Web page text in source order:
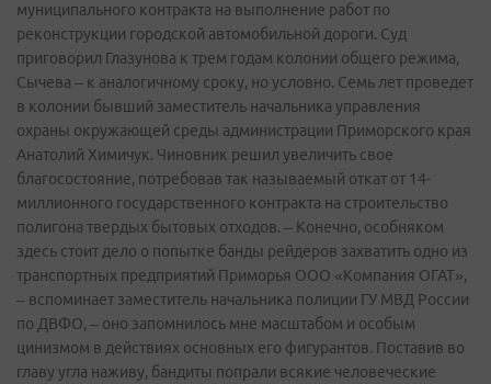
муниципального контракта на выполнение работ по
реконструкции городской автомобильной дороги. Суд
приговорил Глазунова к трем годам колонии общего режима,
Сычева – к аналогичному сроку, но условно. Семь лет проведет
в колонии бывший заместитель начальника управления
охраны окружающей среды администрации Приморского края
Анатолий Химичук. Чиновник решил увеличить свое
благосостояние, потребовав так называемый откат от 14-
миллионного государственного контракта на строительство
полигона твердых бытовых отходов. – Конечно, особняком
здесь стоит дело о попытке банды рейдеров захватить одно из
транспортных предприятий Приморья ООО «Компания ОГАТ»,
– вспоминает заместитель начальника полиции ГУ МВД России
по ДВФО, – оно запомнилось мне масштабом и особым
цинизмом в действиях основных его фигурантов. Поставив во
главу угла наживу, бандиты попрали всякие человеческие